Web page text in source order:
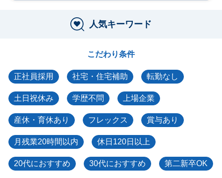
人気キーワード
こだわり条件
正社員採用 社宅・住宅補助 転勤なし
土日祝休み 学歴不問 上場企業
産休・育休あり フレックス 賞与あり
月残業20時間以内 休日120日以上
20代におすすめ 30代におすすめ 第二新卒OK